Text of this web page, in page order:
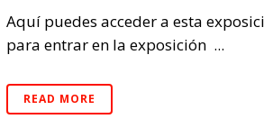
Aquí puedes acceder a esta
para entrar en la exposición ...
READ MORE